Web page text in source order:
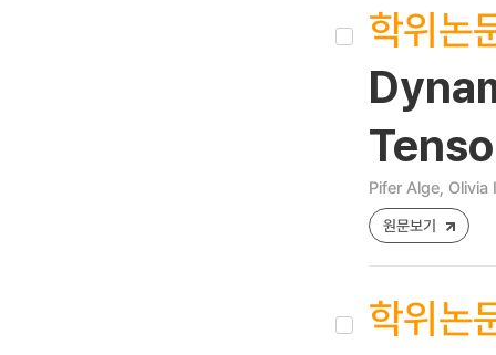
학위논
Pifer Alge, Olivia I
원문보기
학위논